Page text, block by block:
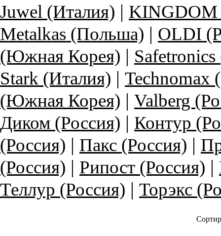
Juwel (Италия) | KINGDOM
Metalkas (Польша) | OLDI
(Южная Корея) |
Stark (Италия) | Technomax
(Южная Корея) | Valberg
Диком (Россия) | Контур
(Россия) | Пакс (Россия) |
(Россия) | Рипост (Россия) |
Теллур (Россия) | Торэкс